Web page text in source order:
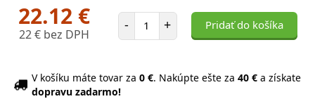
22.12 €
22 € bez DPH
- Počet položiek
+ Pridať do košíka
V košíku máte tovar za 0 €. Nakúpte ešte za 40 € a získate
dopravu zadarmo!